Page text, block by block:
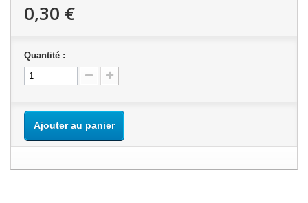
0,30 €
Quantité :
Ajouter au panier